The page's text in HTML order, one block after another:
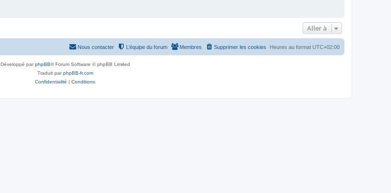
Aller à
Heures au format UTC+02:00
Supprimer les cookies
Membres
L’équipe du forum
Nous contacter
Développé parphpBB® Forum Software © phpBB Limited
Traduit parphpBB-fr.com
Confidentialité | Conditions